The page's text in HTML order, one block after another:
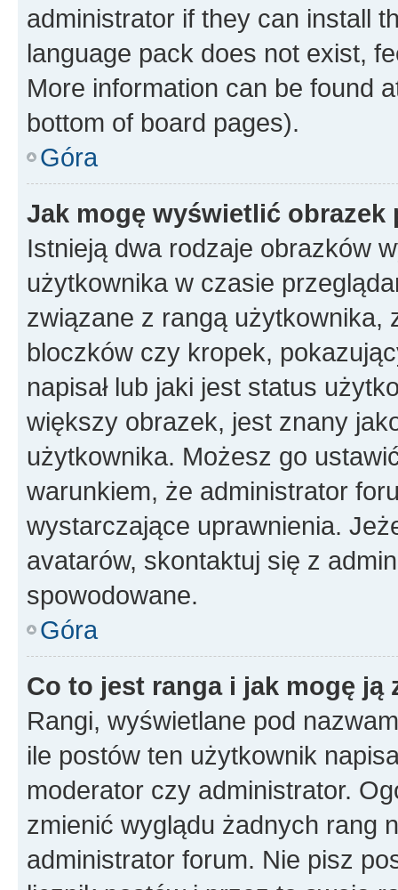
administrator if they can install
language pack does not exist,
More information can be found
bottom of board pages).
Góra
Jak mogę wyświetlić
Istnieją dwa rodzaje obrazków
użytkownika w czasie
związane z rangą użytkownika,
bloczków czy kropek,
napisał lub jaki jest status
większy obrazek, jest znany
użytkownika. Możesz go
warunkiem, że administrator
wystarczające uprawnienia.
avatarów, skontaktuj się z
spowodowane.
Góra
Co to jest ranga i jak mogę ją
Rangi, wyświetlane pod
ile postów ten użytkownik
moderator czy administrator.
zmienić wyglądu żadnych rang
administrator forum. Nie pisz